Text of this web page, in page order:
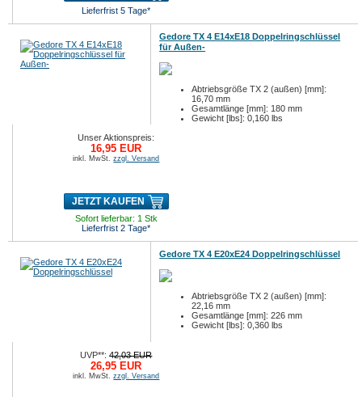
Lieferfrist 5 Tage*
Gedore TX 4 E14xE18 Doppelringschlüssel
für Außen-
Abtriebsgröße TX 2 (außen) [mm]:
16,70 mm
Gesamtlänge [mm]: 180 mm
Gewicht [lbs]: 0,160 lbs
Unser Aktionspreis:
16,95 EUR
inkl. MwSt.zzgl. Versand
JETZT KAUFEN
Sofort lieferbar: 1 Stk
Lieferfrist 2 Tage*
Gedore TX 4 E20xE24 Doppelringschlüssel
Abtriebsgröße TX 2 (außen) [mm]:
22,16 mm
Gesamtlänge [mm]: 226 mm
Gewicht [lbs]: 0,360 lbs
UVP**:42,03 EUR
26,95 EUR
inkl. MwSt.zzgl. Versand